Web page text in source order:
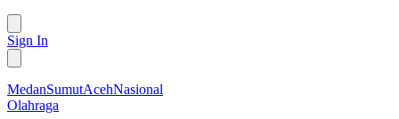
Sign In
MedanSumutAcehNasional
Olahraga